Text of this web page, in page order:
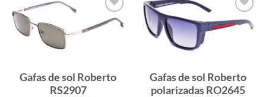
Gafas
de sol
Gafas de sol Roberto
RS2907
Gafas
de sol
Gafas de sol Roberto
polarizadas RO2645